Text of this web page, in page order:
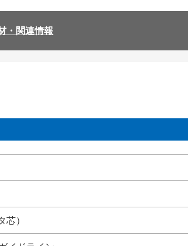
・関連情報
）